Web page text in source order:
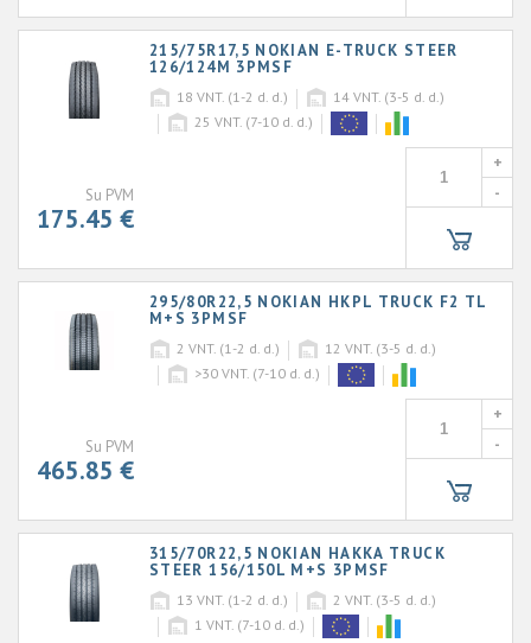
215/75R17,5 NOKIAN E-TRUCK STEER
126/124M 3PMSF
18 VNT. (1-2 d. d.) 14 VNT. (3-5 d. d.)
25 VNT. (7-10 d. d.)
Su PVM
175.45 €
+
-
295/80R22,5 NOKIAN HKPL TRUCK F2 TL
M+S 3PMSF
2 VNT. (1-2 d. d.) 12 VNT. (3-5 d. d.)
>30 VNT. (7-10 d. d.)
Su PVM
465.85 €
+
-
315/70R22,5 NOKIAN HAKKA TRUCK
STEER 156/150L M+S 3PMSF
13 VNT. (1-2 d. d.) 2 VNT. (3-5 d. d.)
1 VNT. (7-10 d. d.)